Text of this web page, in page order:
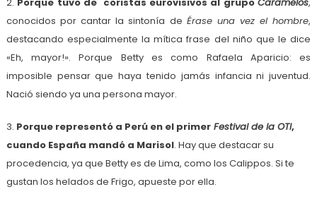
conocidos por cantar la sintonía de Érase una vez el hombre,
destacando especialmente la mítica frase del niño que le dice
«Eh, mayor!». Porque Betty es como Rafaela Aparicio: es
imposible pensar que haya tenido jamás infancia ni juventud.
Nació siendo ya una persona mayor.
3. Porque representó a Perú en el primerFestival de la OTI,
cuando España mandó a Marisol. Hay que destacar su
procedencia, ya que Betty es de Lima, como los Calippos. Si te
gustan los helados de Frigo, apueste por ella.